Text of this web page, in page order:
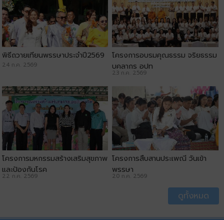
พิธีถวายเทียนพรรษาประจำปี2569
24 ก.ค. 2569
โครงการอบรมคุณธรรม จริยธรรม
บุคลากร อปท
23 ก.ค. 2569
โครงการมหกรรมสร้างเสริมสุขภาพ
และป้องกันโรค
22 ก.ค. 2569
โครงการสืบสานประเพณี วันเข้า
พรรษา
20 ก.ค. 2569
ดูทั้งหมด